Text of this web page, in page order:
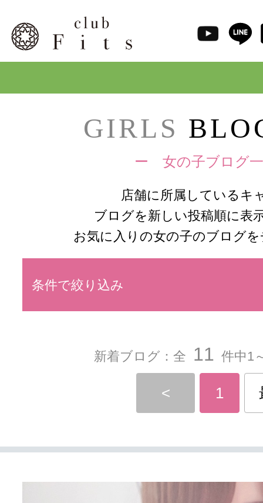
GIRLS
ー 女の子ブログ
店舗に所属しているキ
ブログを新しい投稿順に表
お気に入りの女の子のブログ
条件で絞り込み
新着ブログ：全 11 件中1
< 1